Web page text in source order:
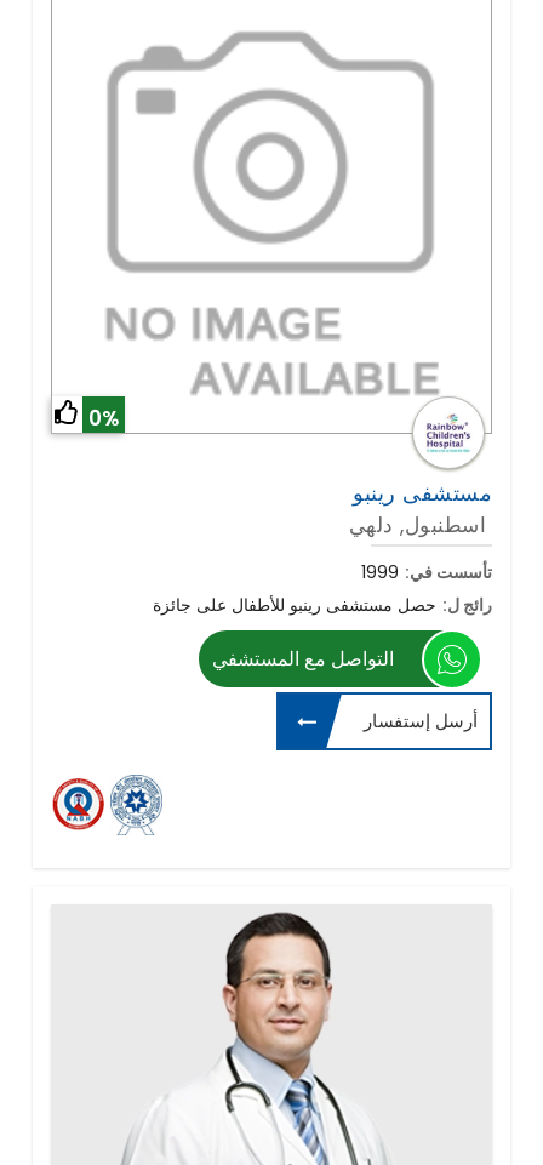
0%
مستشفى رينبو
اسطنبول, دلهي
تأسست في: 1999
رائج ل: حصل مستشفى رينبو للأطفال على جائزة
التواصل مع المستشفي
أرسل إستفسار